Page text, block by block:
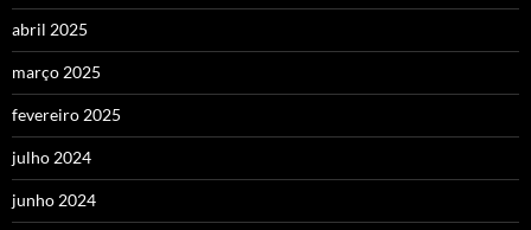
abril 2025
março 2025
fevereiro 2025
julho 2024
junho 2024